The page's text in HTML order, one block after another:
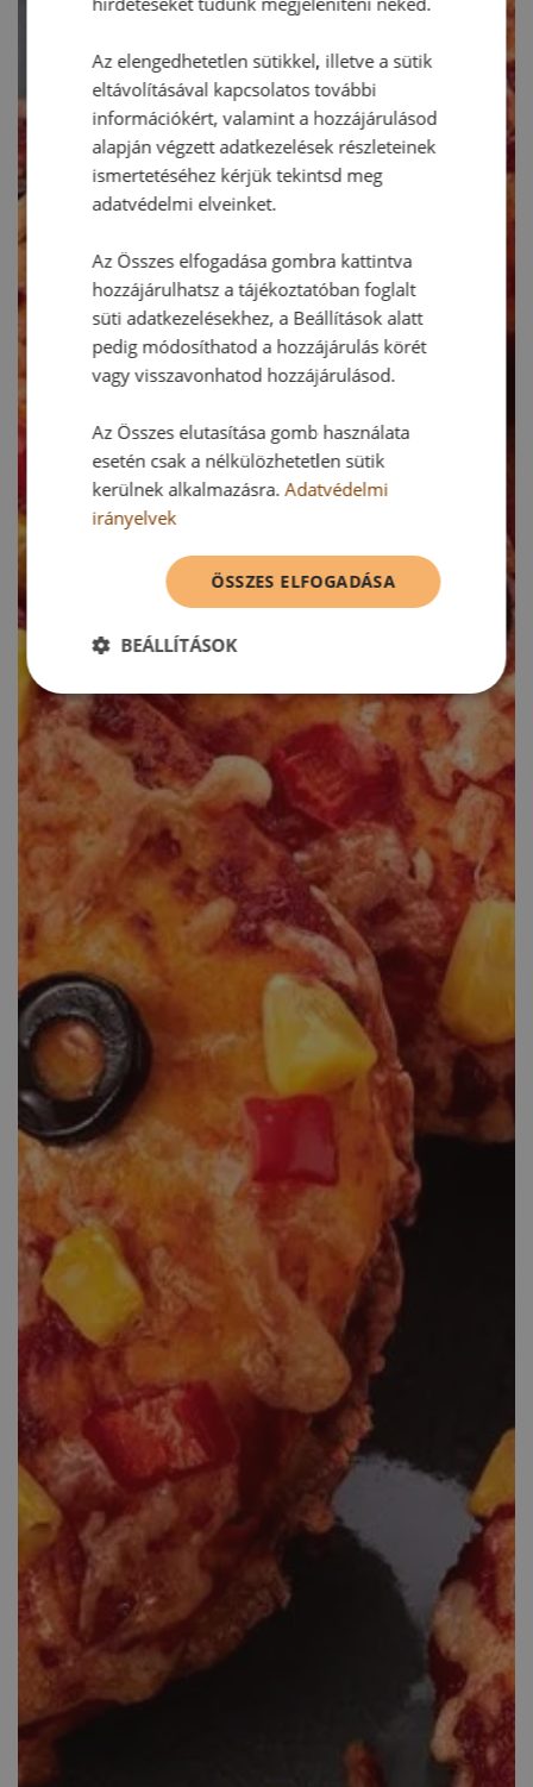
Az elengedhetetlen sütikkel, illetve a sütik
eltávolításával kapcsolatos további
információkért, valamint a hozzájárulásod
alapján végzett adatkezelések részleteinek
ismertetéséhez kérjük tekintsd meg
adatvédelmi elveinket.
Az Összes elfogadása gombra kattintva
hozzájárulhatsz a tájékoztatóban foglalt
süti adatkezelésekhez, a Beállítások alatt
pedig módosíthatod a hozzájárulás körét
vagy visszavonhatod hozzájárulásod.
Az Összes elutasítása gomb használata
esetén csak a nélkülözhetetlen sütik
kerülnek alkalmazásra.Adatvédelmi
irányelvek
ÖSSZES ELFOGADÁSA
BEÁLLÍTÁSOK